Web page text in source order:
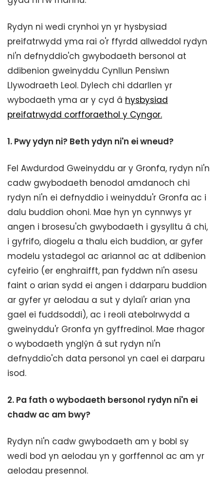
Rydyn ni wedi crynhoi yn yr hysbysiad
preifatrwydd yma rai o'r ffyrdd allweddol rydyn
ni'n defnyddio'ch gwybodaeth bersonol at
ddibenion gweinyddu Cynllun Pensiwn
Llywodraeth Leol. Dylech chi ddarllen yr
wybodaeth yma ar y cyd â hysbysiad
preifatrwydd corfforaethol y Cyngor.
1. Pwy ydyn ni? Beth ydyn ni'n ei wneud?
Fel Awdurdod Gweinyddu ar y Gronfa, rydyn ni'n
cadw gwybodaeth benodol amdanoch chi
rydyn ni'n ei defnyddio i weinyddu'r Gronfa ac i
dalu buddion ohoni. Mae hyn yn cynnwys yr
angen i brosesu'ch gwybodaeth i gysylltu â chi,
i gyfrifo, diogelu a thalu eich buddion, ar gyfer
modelu ystadegol ac ariannol ac at ddibenion
cyfeirio (er enghraifft, pan fyddwn ni'n asesu
faint o arian sydd ei angen i ddarparu buddion
ar gyfer yr aelodau a sut y dylai'r arian yna
gael ei fuddsoddi), ac i reoli atebolrwydd a
gweinyddu'r Gronfa yn gyffredinol. Mae rhagor
o wybodaeth ynglŷn â sut rydyn ni'n
defnyddio'ch data personol yn cael ei darparu
isod.
2. Pa fath o wybodaeth bersonol rydyn ni'n ei
chadw ac am bwy?
Rydyn ni'n cadw gwybodaeth am y bobl sy
wedi bod yn aelodau yn y gorffennol ac am yr
aelodau presennol.